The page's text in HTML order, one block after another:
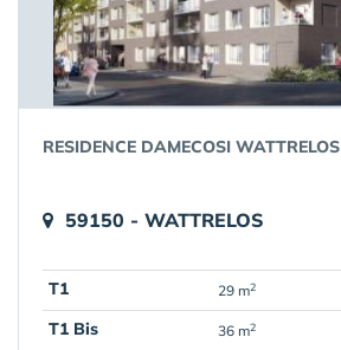
RESIDENCE DAMECOSI WATTRELOS
59150 - WATTRELOS
T1 29 m2
T1 Bis
36 m2